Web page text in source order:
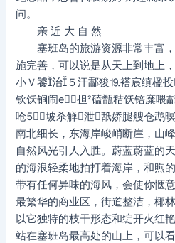
问。
亲 近 大 自 然
塞班岛的旅游资源非常丰富，
施完善，可以说是从天上到地上
小Ｖ饕治５汗酃狻⒚褡宸缜楹
钦饫锏闹е担磕甑秸饫锫糜喂
呛⒎坡杀觯泄舐娇腿艘仓
南北细长，东海岸峻峭断崖，山
自然风光引人入胜。蔚蓝蔚蓝的
的海浪轻柔地拍打着海岸，和煦
带有任何异味的海风，会使你惬
最繁华的商业区，街道整洁，椰
以它独特的枝干形态和绽开火红
站在塞班岛最高处的山上，可以